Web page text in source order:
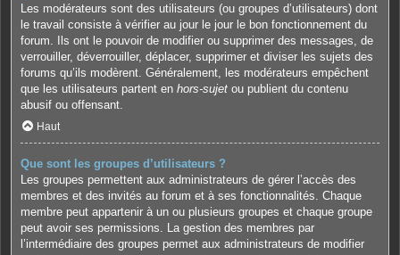
Les modérateurs sont des utilisateurs (ou groupes d’utilisateurs) dont
le travail consiste à vérifier au jour le jour le bon fonctionnement du
forum. Ils ont le pouvoir de modifier ou supprimer des messages, de
verrouiller, déverrouiller, déplacer, supprimer et diviser les sujets des
forums qu’ils modèrent. Généralement, les modérateurs empêchent
que les utilisateurs partent en hors-sujet ou publient du contenu
abusif ou offensant.
Haut
Que sont les groupes d’utilisateurs ?
Les groupes permettent aux administrateurs de gérer l’accès des
membres et des invités au forum et à ses fonctionnalités. Chaque
membre peut appartenir à un ou plusieurs groupes et chaque groupe
peut avoir ses permissions. La gestion des membres par
l’intermédiaire des groupes permet aux administrateurs de modifier